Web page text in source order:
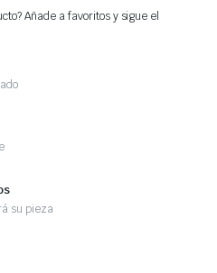
Añade a favoritos y sigue el
su pieza